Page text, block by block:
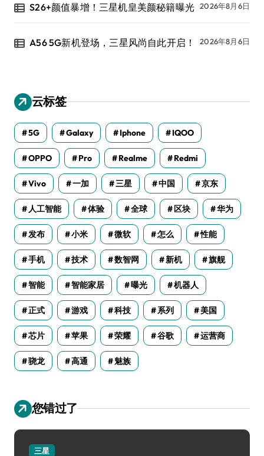
S26+颜值暴增！三星机皇美颜秘籍曝光 2026年8月6日
A56 5G新机登场，三星风尚自此开启！ 2026年8月6日
云标签
5G Galaxy Iphone IQOO
OPPO Pro Realme Redmi
Vivo 一加 三星 中国 京东
人工智能 体验 全球 区块 华为
发布 小米 微软 怎么 性能
手机 技术 数智网 新机 旗舰
智能 智能家居 曝光 机器人
正式 游戏 科技 系列 美国
芯片 苹果 荣耀 谷歌 运营商
骁龙 高通 魅族
您错过了
三星